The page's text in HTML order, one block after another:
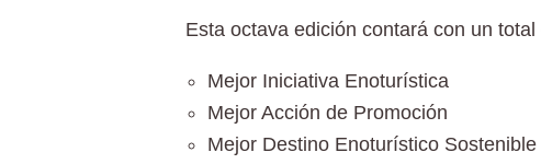
Esta octava edición contará con un total
Mejor Iniciativa Enoturística
Mejor Acción de Promoción
Mejor Destino Enoturístico